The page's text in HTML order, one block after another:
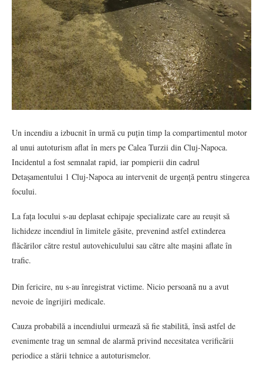
Un incendiu a izbucnit în urmă cu puțin timp la compartimentul motor
al unui autoturism aflat în mers pe Calea Turzii din Cluj-Napoca.
Incidentul a fost semnalat rapid, iar pompierii din cadrul
Detașamentului 1 Cluj-Napoca au intervenit de urgență pentru stingerea
focului.
La fața locului s-au deplasat echipaje specializate care au reușit să
lichideze incendiul în limitele găsite, prevenind astfel extinderea
flăcărilor către restul autovehiculului sau către alte mașini aflate în
trafic.
Din fericire, nu s-au înregistrat victime. Nicio persoană nu a avut
nevoie de îngrijiri medicale.
Cauza probabilă a incendiului urmează să fie stabilită, însă astfel de
evenimente trag un semnal de alarmă privind necesitatea verificării
periodice a stării tehnice a autoturismelor.